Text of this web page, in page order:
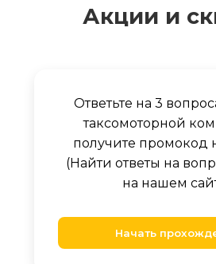
Акции и
Ответьте на 3
таксомоторной
получите промокод
(Найти ответы на
на нашем
Начать